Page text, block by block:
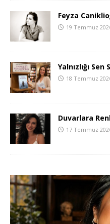
Feyza
19 Temmuz
Yalnızlığı
18 Temmuz
Duvarlara
17 Temmuz